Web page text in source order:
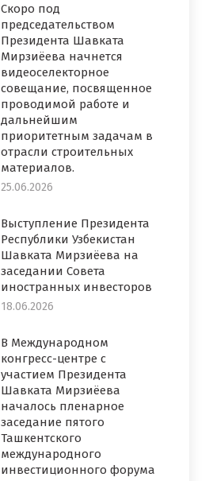
Скоро под
председательством
Президента Шавката
Мирзиёева начнется
видеоселекторное
совещание, посвященное
проводимой работе и
дальнейшим
приоритетным задачам в
отрасли строительных
материалов.
25.06.2026
Выступление Президента
Республики Узбекистан
Шавката Мирзиёева на
заседании Совета
иностранных инвесторов
18.06.2026
В Международном
конгресс-центре с
участием Президента
Шавката Мирзиёева
началось пленарное
заседание пятого
Ташкентского
международного
инвестиционного форума